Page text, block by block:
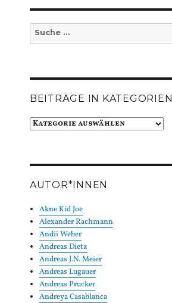
Suche
nach:
BEITRÄGE IN KATEGORIEN
Beiträge
AUTOR*INNEN
Akne Kid Joe
Alexander Rachmann
Andii Weber
Andreas Dietz
Andreas J.N. Meier
Andreas Lugauer
Andreas Prucker
Andreya Casablanca